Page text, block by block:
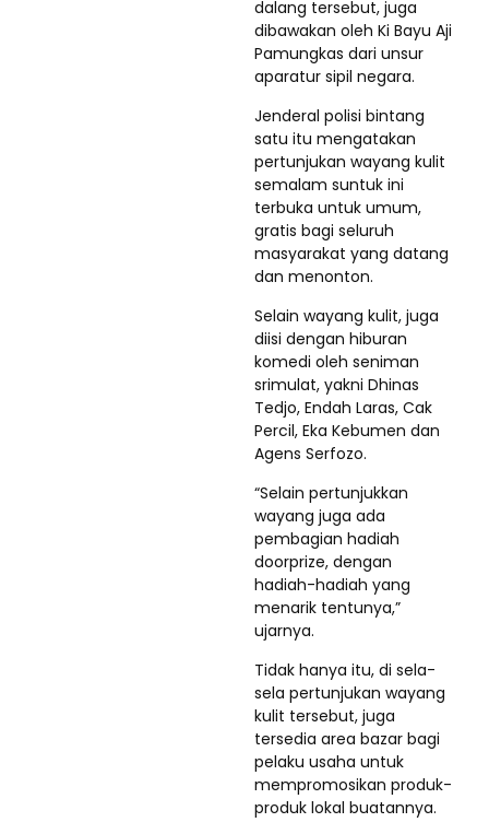
dalang tersebut, juga
dibawakan oleh Ki Bayu Aji
Pamungkas dari unsur
aparatur sipil negara.
Jenderal polisi bintang
satu itu mengatakan
pertunjukan wayang kulit
semalam suntuk ini
terbuka untuk umum,
gratis bagi seluruh
masyarakat yang datang
dan menonton.
Selain wayang kulit, juga
diisi dengan hiburan
komedi oleh seniman
srimulat, yakni Dhinas
Tedjo, Endah Laras, Cak
Percil, Eka Kebumen dan
Agens Serfozo.
“Selain pertunjukkan
wayang juga ada
pembagian hadiah
doorprize, dengan
hadiah-hadiah yang
menarik tentunya,”
ujarnya.
Tidak hanya itu, di sela-
sela pertunjukan wayang
kulit tersebut, juga
tersedia area bazar bagi
pelaku usaha untuk
mempromosikan produk-
produk lokal buatannya.